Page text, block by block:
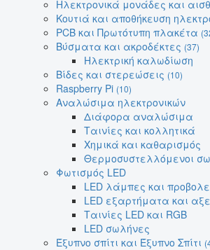
Ηλεκτρονικά μονάδες και
Κουτιά και αποθήκευση
PCB και Πρωτότυπη πλακέτα
Βύσματα και ακροδέκτες (37)
Ηλεκτρική καλωδίωση
Βίδες και στερεώσεις (10)
Raspberry Pi (10)
Αναλώσιμα ηλεκτρονικών
Διάφορα αναλώσιμα
Ταινίες και κολλητικά
Χημικά και καθαρισμός
Θερμοσυστελλόμενοι
Φωτισμός LED
LED λάμπες και
LED εξαρτήματα και
Ταινίες LED και RGB
LED σωλήνες
Έξυπνο σπίτι και Έξυπνο Σπίτι